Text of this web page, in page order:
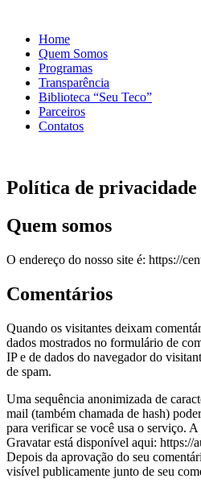
Home
Quem Somos
Programas
Transparência
Biblioteca “Seu Teco”
Parceiros
Contatos
Política de privacidade
Quem somos
O endereço do nosso site é: https://
Comentários
Quando os visitantes deixam
dados mostrados no formulário de
IP e de dados do navegador do
de spam.
Uma sequência anonimizada de
mail (também chamada de hash)
para verificar se você usa o serviço.
Gravatar está disponível aqui: https://
Depois da aprovação do seu
visível publicamente junto de seu